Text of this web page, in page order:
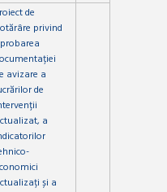
de
privind
avizare a
de
a
și a